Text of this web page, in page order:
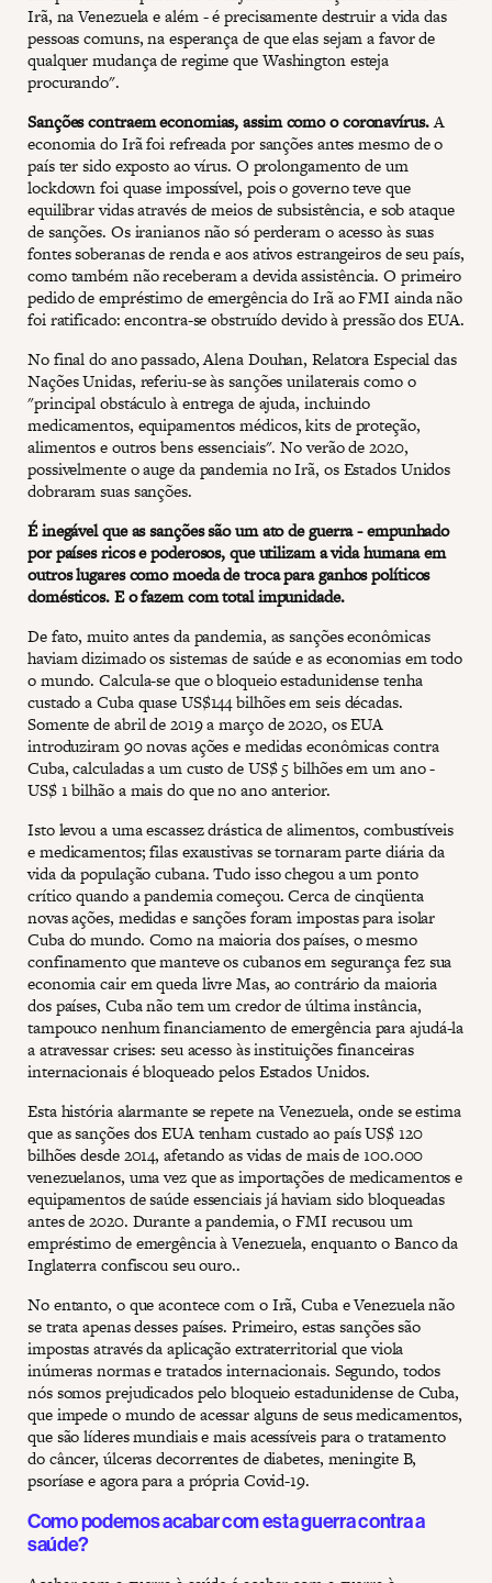
Irã, na Venezuela e além - é precisamente destruir a vida das
pessoas comuns, na esperança de que elas sejam a favor de
qualquer mudança de regime que Washington esteja
procurando".
Sanções contraem economias, assim como o coronavírus.A
economia do Irã foi refreada por sanções antes mesmo de o
país ter sido exposto ao vírus. O prolongamento de um
lockdown foi quase impossível, pois o governo teve que
equilibrar vidas através de meios de subsistência, e sob ataque
de sanções. Os iranianos não só perderam o acesso às suas
fontes soberanas de renda e aos ativos estrangeiros de seu país,
como também não receberam a devida assistência. O primeiro
pedido de empréstimo de emergência do Irã ao FMI ainda não
foi ratificado: encontra-se obstruído devido à pressão dos EUA.
No final do ano passado, Alena Douhan, Relatora Especial das
Nações Unidas, referiu-se às sanções unilaterais como o
"principal obstáculo à entrega de ajuda, incluindo
medicamentos, equipamentos médicos, kits de proteção,
alimentos e outros bens essenciais". No verão de 2020,
possivelmente o auge da pandemia no Irã, os Estados Unidos
dobraram suas sanções.
É inegável que as sanções são um ato de guerra - empunhado
por países ricos e poderosos, que utilizam a vida humana em
outros lugares como moeda de troca para ganhos políticos
domésticos. E o fazem com total impunidade.
De fato, muito antes da pandemia, as sanções econômicas
haviam dizimado os sistemas de saúde e as economias em todo
o mundo. Calcula-se que o bloqueio estadunidense tenha
custado a Cuba quase US$144 bilhões em seis décadas.
Somente de abril de 2019 a março de 2020, os EUA
introduziram 90 novas ações e medidas econômicas contra
Cuba, calculadas a um custo de US$ 5 bilhões em um ano -
US$ 1 bilhão a mais do que no ano anterior.
Isto levou a uma escassez drástica de alimentos, combustíveis
e medicamentos; filas exaustivas se tornaram parte diária da
vida da população cubana. Tudo isso chegou a um ponto
crítico quando a pandemia começou. Cerca de cinqüenta
novas ações, medidas e sanções foram impostas para isolar
Cuba do mundo. Como na maioria dos países, o mesmo
confinamento que manteve os cubanos em segurança fez sua
economia cair em queda livre Mas, ao contrário da maioria
dos países, Cuba não tem um credor de última instância,
tampouco nenhum financiamento de emergência para ajudá-la
a atravessar crises: seu acesso às instituições financeiras
internacionais é bloqueado pelos Estados Unidos.
Esta história alarmante se repete na Venezuela, onde se estima
que as sanções dos EUA tenham custado ao país US$ 120
bilhões desde 2014, afetando as vidas de mais de 100.000
venezuelanos, uma vez que as importações de medicamentos e
equipamentos de saúde essenciais já haviam sido bloqueadas
antes de 2020. Durante a pandemia, o FMI recusou um
empréstimo de emergência à Venezuela, enquanto o Banco da
Inglaterra confiscou seu ouro..
No entanto, o que acontece com o Irã, Cuba e Venezuela não
se trata apenas desses países. Primeiro, estas sanções são
impostas através da aplicação extraterritorial que viola
inúmeras normas e tratados internacionais. Segundo, todos
nós somos prejudicados pelo bloqueio estadunidense de Cuba,
que impede o mundo de acessar alguns de seus medicamentos,
que são líderes mundiais e mais acessíveis para o tratamento
do câncer, úlceras decorrentes de diabetes, meningite B,
psoríase e agora para a própria Covid-19.
Como podemos acabar com esta guerra contra a
saúde?